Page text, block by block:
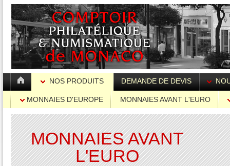
NOS PRODUITS DEMANDE DE DEVIS
MONNAIES D'EUROPE MONNAIES AVANT L'EURO
MONNAIES AVANT
L'EURO